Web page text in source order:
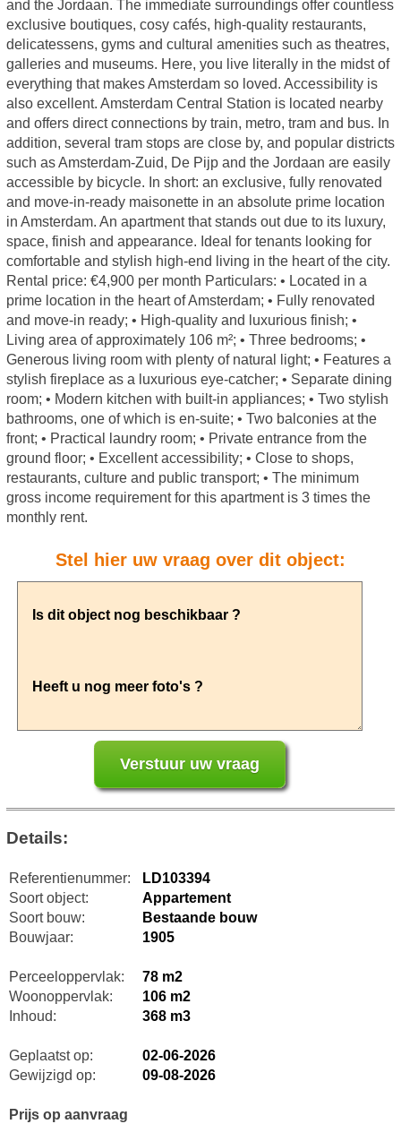
and the Jordaan. The immediate surroundings offer countless
exclusive boutiques, cosy cafés, high-quality restaurants,
delicatessens, gyms and cultural amenities such as theatres,
galleries and museums. Here, you live literally in the midst of
everything that makes Amsterdam so loved. Accessibility is
also excellent. Amsterdam Central Station is located nearby
and offers direct connections by train, metro, tram and bus. In
addition, several tram stops are close by, and popular districts
such as Amsterdam-Zuid, De Pijp and the Jordaan are easily
accessible by bicycle. In short: an exclusive, fully renovated
and move-in-ready maisonette in an absolute prime location
in Amsterdam. An apartment that stands out due to its luxury,
space, finish and appearance. Ideal for tenants looking for
comfortable and stylish high-end living in the heart of the city.
Rental price: €4,900 per month Particulars: • Located in a
prime location in the heart of Amsterdam; • Fully renovated
and move-in ready; • High-quality and luxurious finish; •
Living area of approximately 106 m²; • Three bedrooms; •
Generous living room with plenty of natural light; • Features a
stylish fireplace as a luxurious eye-catcher; • Separate dining
room; • Modern kitchen with built-in appliances; • Two stylish
bathrooms, one of which is en-suite; • Two balconies at the
front; • Practical laundry room; • Private entrance from the
ground floor; • Excellent accessibility; • Close to shops,
restaurants, culture and public transport; • The minimum
gross income requirement for this apartment is 3 times the
monthly rent.
Stel hier uw vraag over dit object:
Details:
Referentienummer:
LD103394
Soort object:
Appartement
Soort bouw:
Bestaande bouw
Bouwjaar:
1905
Perceeloppervlak:
78 m2
Woonoppervlak:
106 m2
Inhoud:
368 m3
Geplaatst op:
02-06-2026
Gewijzigd op:
09-08-2026
Prijs op aanvraag